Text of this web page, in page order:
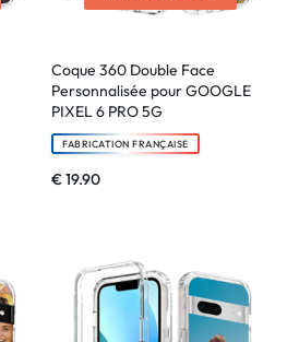
Coque 360 Double Face
Personnalisée pour GOOGLE
PIXEL 6 PRO 5G
FABRICATION FRANÇAISE
€19.90